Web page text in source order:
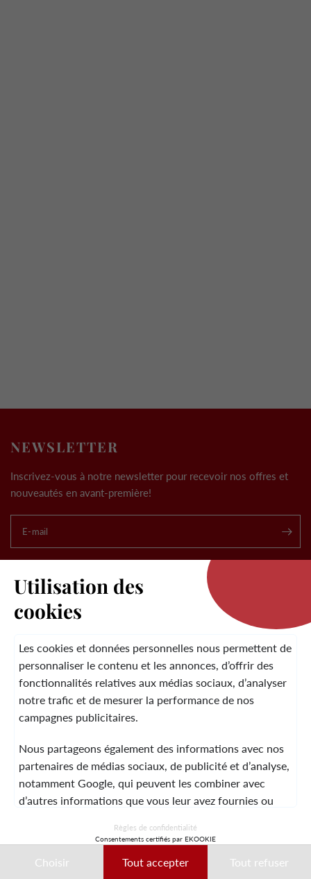
NEWSLETTER
Inscrivez-vous à notre newsletter pour recevoir nos offres et
nouveautés en avant-première!
E-mail
LA MARQUE
SERVICE CLIENT
© 2026 Laura Vita
DESIGNED BY LOBSTTER
MENTIONS LÉGALESCGVCONTACT
Utilisation des
cookies
Les cookies et données personnelles nous permettent de
personnaliser le contenu et les annonces, d’offrir des
fonctionnalités relatives aux médias sociaux, d’analyser
notre trafic et de mesurer la performance de nos
campagnes publicitaires.
Nous partageons également des informations avec nos
partenaires de médias sociaux, de publicité et d’analyse,
notamment Google, qui peuvent les combiner avec
d’autres informations que vous leur avez fournies ou
Ces données peuvent notamment être utilisées à des
Règles de confidentialité
Consentements certifiés par EKOOKIE
Choisir Tout accepter Tout refuser